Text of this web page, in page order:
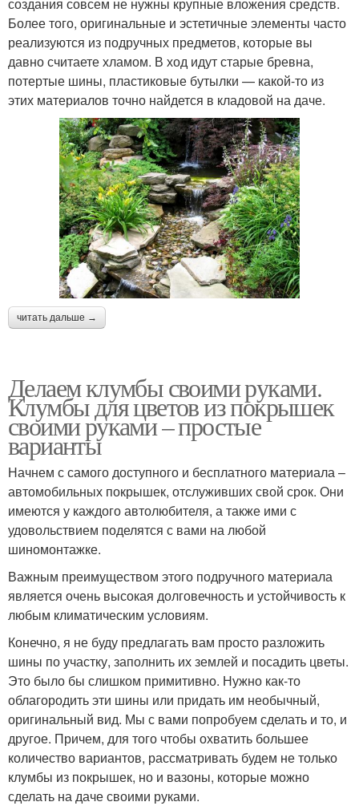
Более того, оригинальные и эстетичные элементы часто
реализуются из подручных предметов, которые вы
давно считаете хламом. В ход идут старые бревна,
потертые шины, пластиковые бутылки — какой-то из
этих материалов точно найдется в кладовой на даче.
читать дальше →
Делаем клумбы своими руками.
Клумбы для цветов из покрышек
своими руками – простые
варианты
Начнем с самого доступного и бесплатного материала –
автомобильных покрышек, отслуживших свой срок. Они
имеются у каждого автолюбителя, а также ими с
удовольствием поделятся с вами на любой
шиномонтажке.
Важным преимуществом этого подручного материала
является очень высокая долговечность и устойчивость к
любым климатическим условиям.
Конечно, я не буду предлагать вам просто разложить
шины по участку, заполнить их землей и посадить цветы.
Это было бы слишком примитивно. Нужно как-то
облагородить эти шины или придать им необычный,
оригинальный вид. Мы с вами попробуем сделать и то, и
другое. Причем, для того чтобы охватить большее
количество вариантов, рассматривать будем не только
клумбы из покрышек, но и вазоны, которые можно
сделать на даче своими руками.